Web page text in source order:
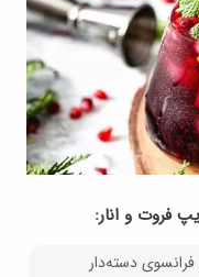
فروت و انار: